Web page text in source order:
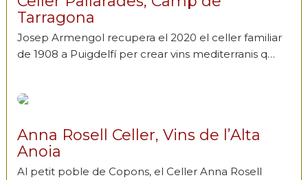
Tarragona
Josep Armengol recupera el 2020 el celler familiar
de 1908 a Puigdelfí per crear vins mediterranis q…
Anna Rosell Celler, Vins de l’Alta
Anoia
Al petit poble de Copons, el Celler Anna Rosell